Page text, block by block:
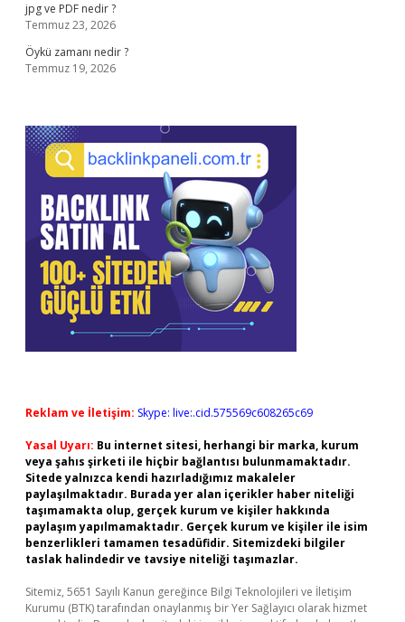
jpg ve PDF nedir ?
Temmuz 23, 2026
Öykü zamanı nedir ?
Temmuz 19, 2026
Reklam ve İletişim: Skype: live:.cid.575569c608265c69
Yasal Uyarı: Bu internet sitesi, herhangi bir marka, kurum
veya şahıs şirketi ile hiçbir bağlantısı bulunmamaktadır.
Sitede yalnızca kendi hazırladığımız makaleler
paylaşılmaktadır. Burada yer alan içerikler haber niteliği
taşımamakta olup, gerçek kurum ve kişiler hakkında
paylaşım yapılmamaktadır. Gerçek kurum ve kişiler ile isim
benzerlikleri tamamen tesadüfidir. Sitemizdeki bilgiler
taslak halindedir ve tavsiye niteliği taşımazlar.
Sitemiz, 5651 Sayılı Kanun gereğince Bilgi Teknolojileri ve İletişim
Kurumu (BTK) tarafından onaylanmış bir Yer Sağlayıcı olarak hizmet